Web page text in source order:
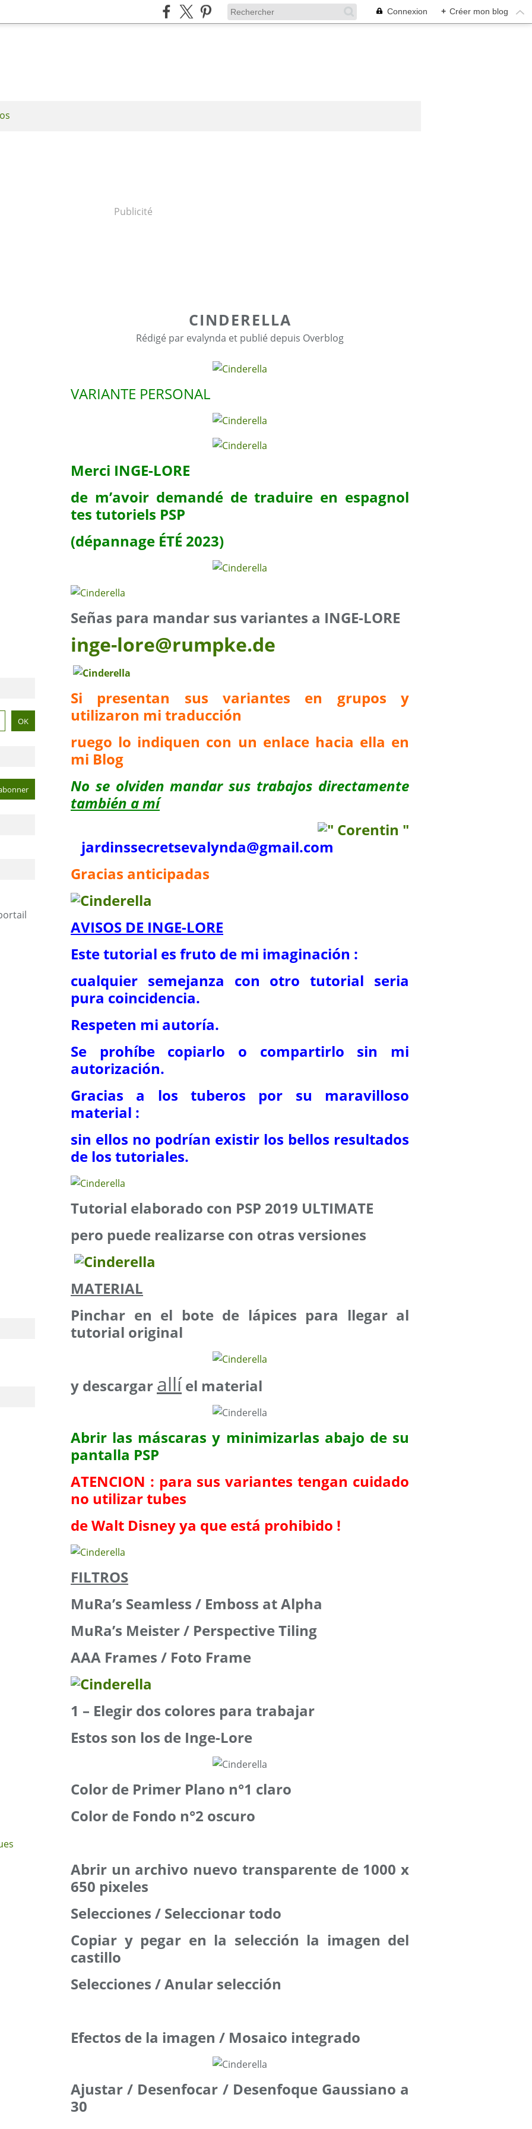
Connexion + Créer mon blog
Publicité
CINDERELLA
Rédigé par evalynda et publié depuis Overblog
VARIANTE PERSONAL
Merci INGE-LORE
de m’avoir demandé de traduire en espagnol
tes tutoriels PSP
(dépannage ÉTÉ 2023)
Señas para mandar sus variantes a INGE-LORE
inge-lore@rumpke.de
Si presentan sus variantes en grupos y
utilizaron mi traducción
ruego lo indiquen con un enlace hacia ella en
mi Blog
No se olviden mandar sus trabajos directamente
también a mí
jardinssecretsevalynda@gmail.com
Gracias anticipadas
AVISOS DE INGE-LORE
Este tutorial es fruto de mi imaginación :
cualquier semejanza con otro tutorial seria
pura coincidencia.
Respeten mi autoría.
Se prohíbe copiarlo o compartirlo sin mi
autorización.
Gracias a los tuberos por su maravilloso
material :
sin ellos no podrían existir los bellos resultados
de los tutoriales.
Tutorial elaborado con PSP 2019 ULTIMATE
pero puede realizarse con otras versiones
MATERIAL
Pinchar en el bote de lápices para llegar al
tutorial original
y descargar allí el material
Abrir las máscaras y minimizarlas abajo de su
pantalla PSP
ATENCION : para sus variantes tengan cuidado
no utilizar tubes
de Walt Disney ya que está prohibido !
FILTROS
MuRa’s Seamless / Emboss at Alpha
MuRa’s Meister / Perspective Tiling
AAA Frames / Foto Frame
1 – Elegir dos colores para trabajar
Estos son los de Inge-Lore
Color de Primer Plano n°1 claro
Color de Fondo n°2 oscuro
Abrir un archivo nuevo transparente de 1000 x
650 pixeles
Selecciones / Seleccionar todo
Copiar y pegar en la selección la imagen del
castillo
Selecciones / Anular selección
Efectos de la imagen / Mosaico integrado
Ajustar / Desenfocar / Desenfoque Gaussiano a
30